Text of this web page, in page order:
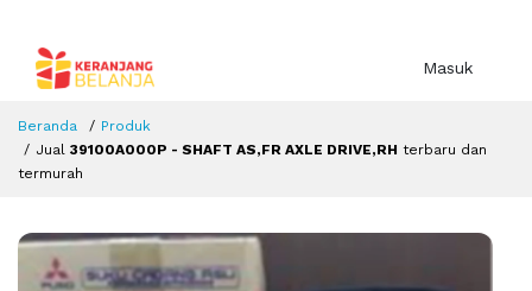
Masuk
Beranda
Produk
Jual 39100A000P - SHAFT AS,FR AXLE DRIVE,RH terbaru dan
termurah